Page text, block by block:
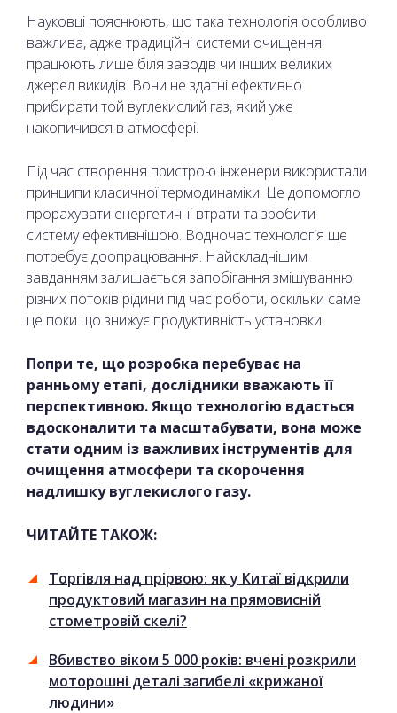
Науковці пояснюють, що така технологія особливо
важлива, адже традиційні системи очищення
працюють лише біля заводів чи інших великих
джерел викидів. Вони не здатні ефективно
прибирати той вуглекислий газ, який уже
накопичився в атмосфері.
Під час створення пристрою інженери використали
принципи класичної термодинаміки. Це допомогло
прорахувати енергетичні втрати та зробити
систему ефективнішою. Водночас технологія ще
потребує доопрацювання. Найскладнішим
завданням залишається запобігання змішуванню
різних потоків рідини під час роботи, оскільки саме
це поки що знижує продуктивність установки.
Попри те, що розробка перебуває на
ранньому етапі, дослідники вважають її
перспективною. Якщо технологію вдасться
вдосконалити та масштабувати, вона може
стати одним із важливих інструментів для
очищення атмосфери та скорочення
надлишку вуглекислого газу.
ЧИТАЙТЕ ТАКОЖ:
Торгівля над прірвою: як у Китаї відкрили
продуктовий магазин на прямовисній
стометровій скелі?
Вбивство віком 5 000 років: вчені розкрили
моторошні деталі загибелі «крижаної
людини»